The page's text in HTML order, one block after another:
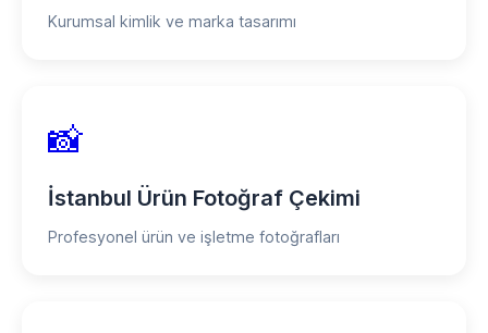
Kurumsal kimlik ve marka tasarımı
📸
İstanbul Ürün Fotoğraf Çekimi
Profesyonel ürün ve işletme fotoğrafları